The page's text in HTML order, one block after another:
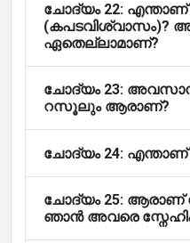
ചോദ്യം 22: എന്താണ്
(കപടവിശ്വാസം)?
ഏതെല്ലാമാണ്?
ചോദ്യം 23:
റസൂലും ആരാണ്?
ചോദ്യം 24:
ചോദ്യം 25:
ഞാൻ അവരെ